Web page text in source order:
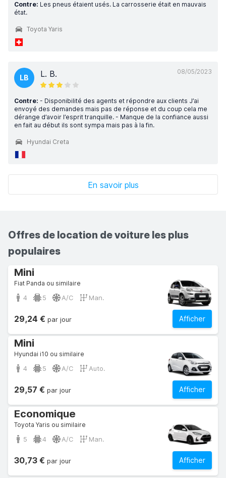
Contre: Les pneus étaient usés. La carrosserie était en mauvais
état.
Toyota Yaris
08/05/2023
LB L. B.
Contre: - Disponibilité des agents et répondre aux clients J’ai
envoyé des demandes mais pas de réponse et du coup cela me
dérange d’avoir l’esprit tranquille. - Manque de la confiance aussi
en fait au début ils sont sympa mais pas à la fin.
Hyundai Creta
En savoir plus
Offres de location de voiture les plus
populaires
Mini
Fiat Panda ou similaire
4 5 A/C Man.
Afficher
29,24 € par jour
Mini
Hyundai i10 ou similaire
4 5 A/C Auto.
Afficher
29,57 € par jour
Economique
Toyota Yaris ou similaire
5 4 A/C Man.
Afficher
30,73 € par jour